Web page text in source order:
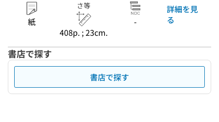
紙
さ等
408p. ; 23cm.
-
詳細を見
る
書店で探す
書店で探す